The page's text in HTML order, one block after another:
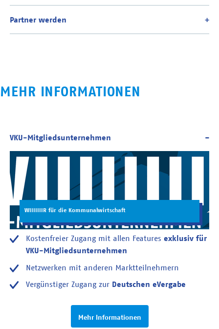
MEHR INFORMATIONEN
WIIIIIIIR für die Kommunalwirtschaft
Kostenfreier Zugang mit allen Features exklusiv für
VKU-Mitgliedsunternehmen
Netzwerken mit anderen Marktteilnehmern
Vergünstiger Zugang zur Deutschen eVergabe
Mehr Informationen